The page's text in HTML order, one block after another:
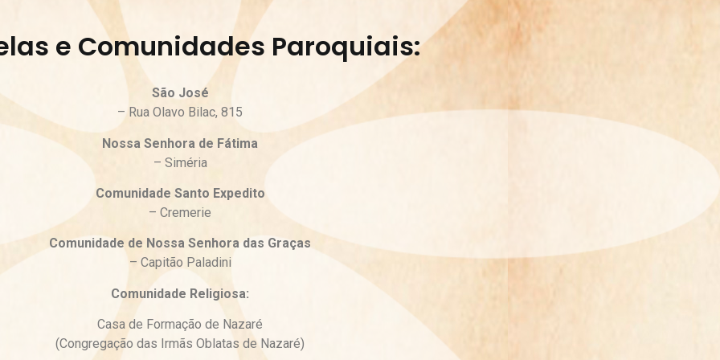
e Comunidades Paroquiais:
São José
– Rua Olavo Bilac, 815
Nossa Senhora de Fátima
– Siméria
Comunidade Santo Expedito
– Cremerie
Comunidade de Nossa Senhora das Graças
– Capitão Paladini
Comunidade Religiosa:
Casa de Formação de Nazaré
(Congregação das Irmãs Oblatas de Nazaré)